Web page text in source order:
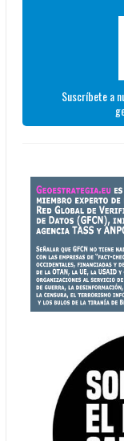
Suscríbete a